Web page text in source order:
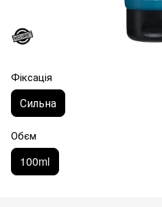
Фіксація
Сильна
Обєм
100ml